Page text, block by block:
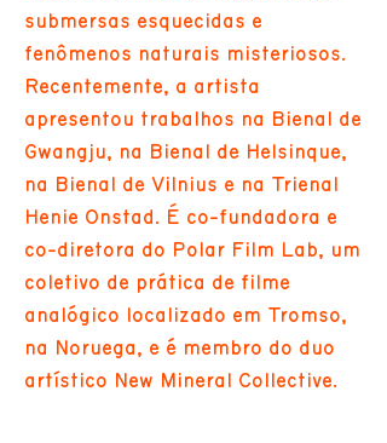
submersas esquecidas e
fenômenos naturais misteriosos.
Recentemente, a artista
apresentou trabalhos na Bienal de
Gwangju, na Bienal de Helsinque,
na Bienal de Vilnius e na Trienal
Henie Onstad. É co-fundadora e
co-diretora do Polar Film Lab, um
coletivo de prática de filme
analógico localizado em Tromso,
na Noruega, e é membro do duo
artístico New Mineral Collective.